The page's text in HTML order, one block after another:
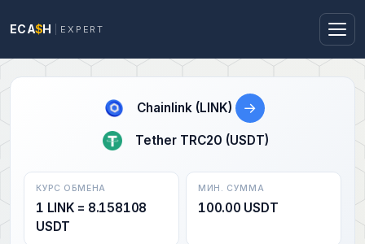
ECA$H EXPERT
Chainlink (LINK) →
Tether TRC20 (USDT)
КУРС ОБМЕНА
1 LINK = 8.158108
USDT
МИН. СУММА
100.00 USDT